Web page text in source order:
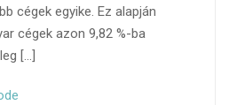
cégek egyike. Ez alapján
cégek azon 9,82 %-ba
[…]